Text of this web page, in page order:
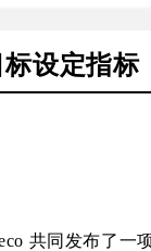
设定指标
共同发布了